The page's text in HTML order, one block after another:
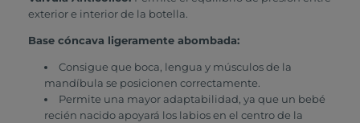
exterior e interior de la botella.
Base cóncava ligeramente abombada:
Consigue que boca, lengua y músculos de la
mandíbula se posicionen correctamente.
Permite una mayor adaptabilidad, ya que un bebé
recién nacido apoyará los labios en el centro de la